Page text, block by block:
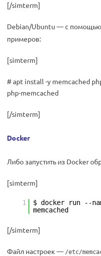
[/simterm]
Debian/Ubuntu — с помощью
примеров:
[simterm]
# apt install -y memcached
php-memcached
[/simterm]
Docker
Либо запустить из Docker
[simterm]
1
$ docker run --
memcached
[/simterm]
Файл настроек — /etc/